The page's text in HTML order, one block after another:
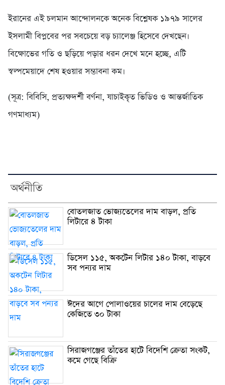
ইরানের এই চলমান আন্দোলনকে অনেক বিশ্লেষক ১৯৭৯ সালের
ইসলামী বিপ্লবের পর সবচেয়ে বড় চ্যালেঞ্জ হিসেবে দেখছেন।
বিক্ষোভের গতি ও ছড়িয়ে পড়ার ধরন দেখে মনে হচ্ছে, এটি
স্বল্পমেয়াদে শেষ হওয়ার সম্ভাবনা কম।
(সূত্র: বিবিসি, প্রত্যক্ষদর্শী বর্ণনা, যাচাইকৃত ভিডিও ও আন্তর্জাতিক
গণমাধ্যম)
অর্থনীতি
বোতলজাত ভোজ্যতেলের দাম বাড়ল, প্রতি
লিটারে ৪ টাকা
ডিসেল ১১৫, অকটেন লিটার ১৪০ টাকা, বাড়বে
সব পন্যর দাম
ঈদের আগে পোলাওয়ের চালের দাম বেড়েছে
কেজিতে ৩০ টাকা
সিরাজগঞ্জের তাঁতের হাটে বিদেশি ক্রেতা সংকট,
কমে গেছে বিক্রি